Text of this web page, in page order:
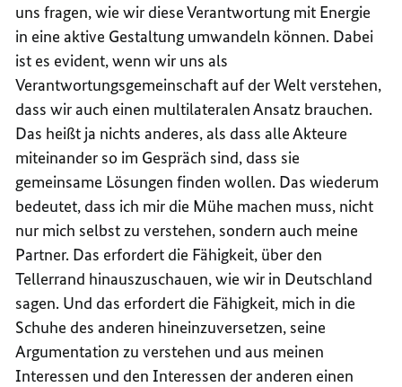
uns fragen, wie wir diese Verantwortung mit Energie
in eine aktive Gestaltung umwandeln können. Dabei
ist es evident, wenn wir uns als
Verantwortungsgemeinschaft auf der Welt verstehen,
dass wir auch einen multilateralen Ansatz brauchen.
Das heißt ja nichts anderes, als dass alle Akteure
miteinander so im Gespräch sind, dass sie
gemeinsame Lösungen finden wollen. Das wiederum
bedeutet, dass ich mir die Mühe machen muss, nicht
nur mich selbst zu verstehen, sondern auch meine
Partner. Das erfordert die Fähigkeit, über den
Tellerrand hinauszuschauen, wie wir in Deutschland
sagen. Und das erfordert die Fähigkeit, mich in die
Schuhe des anderen hineinzuversetzen, seine
Argumentation zu verstehen und aus meinen
Interessen und den Interessen der anderen einen